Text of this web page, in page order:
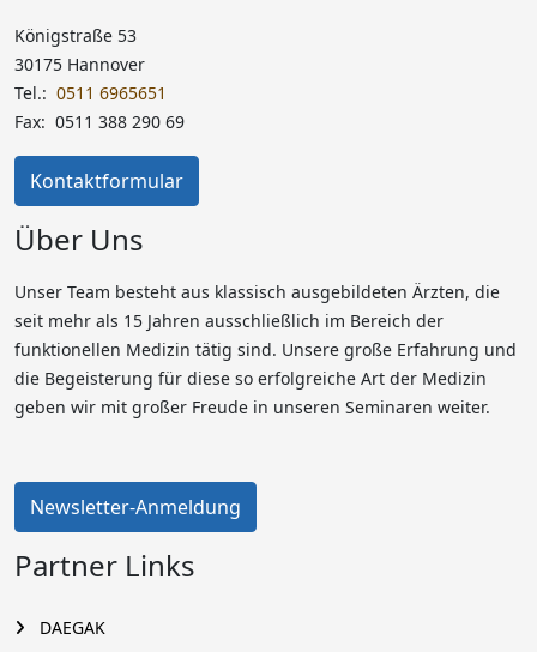
Königstraße 53
30175 Hannover
Tel.: 0511 6965651
Fax: 0511 388 290 69
Kontaktformular
Über Uns
Unser Team besteht aus klassisch ausgebildeten Ärzten, die
seit mehr als 15 Jahren ausschließlich im Bereich der
funktionellen Medizin tätig sind. Unsere große Erfahrung und
die Begeisterung für diese so erfolgreiche Art der Medizin
geben wir mit großer Freude in unseren Seminaren weiter.
Newsletter-Anmeldung
Partner Links
DAEGAK